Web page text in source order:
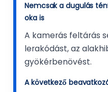
Nemcsak a dugulás
oka is
A kamerás feltárás
lerakódást, az
gyökérbenövést.
A következő